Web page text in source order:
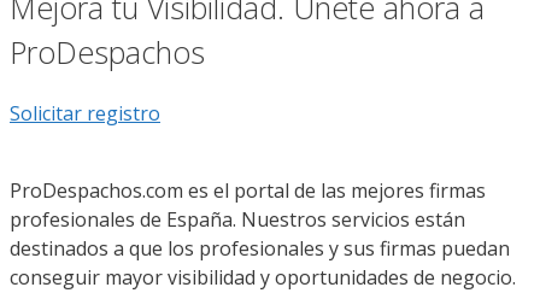
ProDespachos
Solicitar registro
ProDespachos.com es el portal de las mejores firmas
profesionales de España. Nuestros servicios están
destinados a que los profesionales y sus firmas puedan
conseguir mayor visibilidad y oportunidades de negocio.